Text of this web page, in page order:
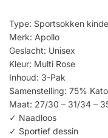
Type: Sportsokken
Merk: Apollo
Geslacht: Unisex
Kleur: Multi Rose
Inhoud: 3-Pak
Samenstelling: 75%
Maat: 27/30 – 31/34 –
✓ Naadloos
✓ Sportief dessin